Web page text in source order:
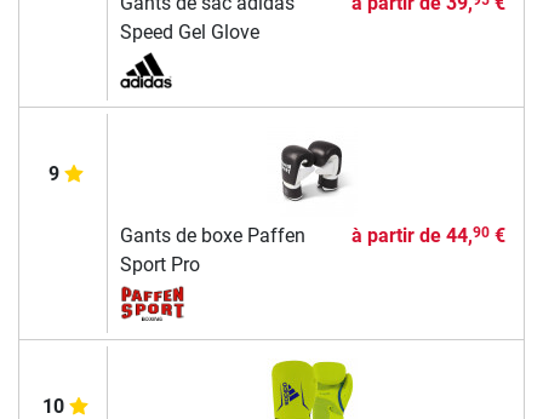
Speed Gel Glove
9
Gants de boxe Paffen
Sport Pro
à partir de 44,90€
10